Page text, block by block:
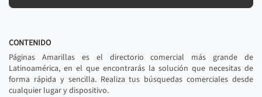
CONTENIDO
Páginas Amarillas es el directorio comercial más grande de
Latinoamérica, en el que encontrarás la solución que necesitas de
forma rápida y sencilla. Realiza tus búsquedas comerciales desde
cualquier lugar y dispositivo.